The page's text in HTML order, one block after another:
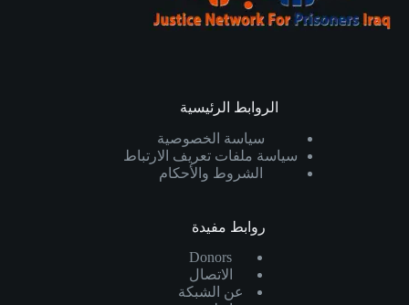
الروابط الرئيسية
سياسة الخصوصية
سياسة ملفات تعريف الارتباط
الشروط والأحكام
روابط مفيدة
Donors
الاتصال
عن الشبكة